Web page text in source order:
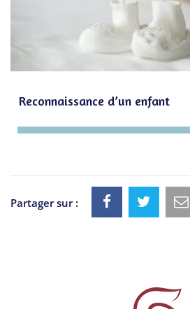
Reconnaissance d’un enfant
Partager sur :
Informations